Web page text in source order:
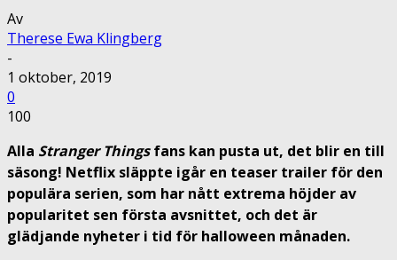
Av
Therese Ewa Klingberg
-
1 oktober, 2019
0
100
Alla Stranger Thingsfans kan pusta ut, det blir en till
säsong! Netflix släppte igår en teaser trailer för den
populära serien, som har nått extrema höjder av
popularitet sen första avsnittet, och det är
glädjande nyheter i tid för halloween månaden.